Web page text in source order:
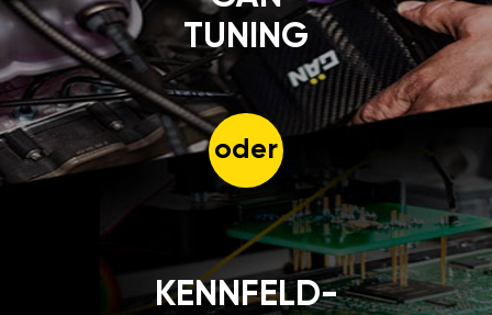
TUNING
oder
KENNFELD-